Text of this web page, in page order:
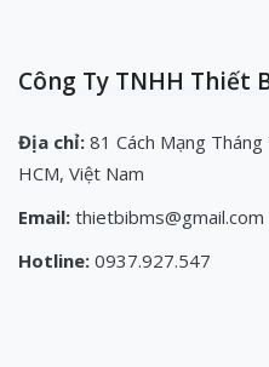
Công Ty TNHH Thiết
Địa chỉ: 81 Cách Mạng
HCM, Việt Nam
Email: thietbibms@gmail.com
Hotline: 0937.927.547